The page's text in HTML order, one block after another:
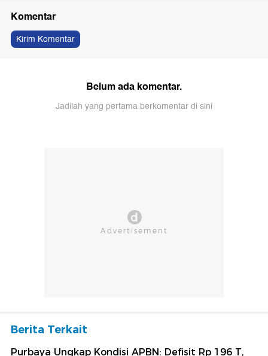
Komentar
Kirim Komentar
Belum ada komentar.
Jadilah yang pertama berkomentar di sini
Berita Terkait
Purbaya Ungkap Kondisi APBN: Defisit Rp 196 T,